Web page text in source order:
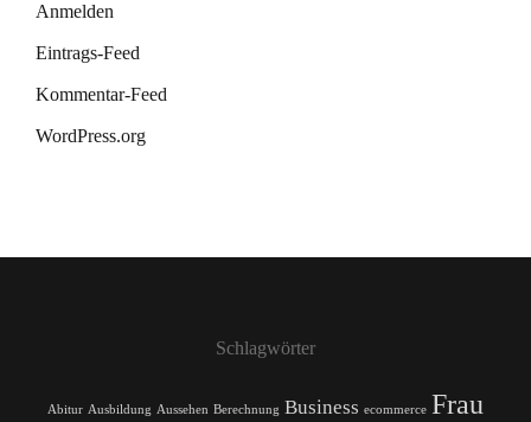
Anmelden
Eintrags-Feed
Kommentar-Feed
WordPress.org
Schlagwörter
Abitur Ausbildung Aussehen Berechnung Business ecommerce Frau